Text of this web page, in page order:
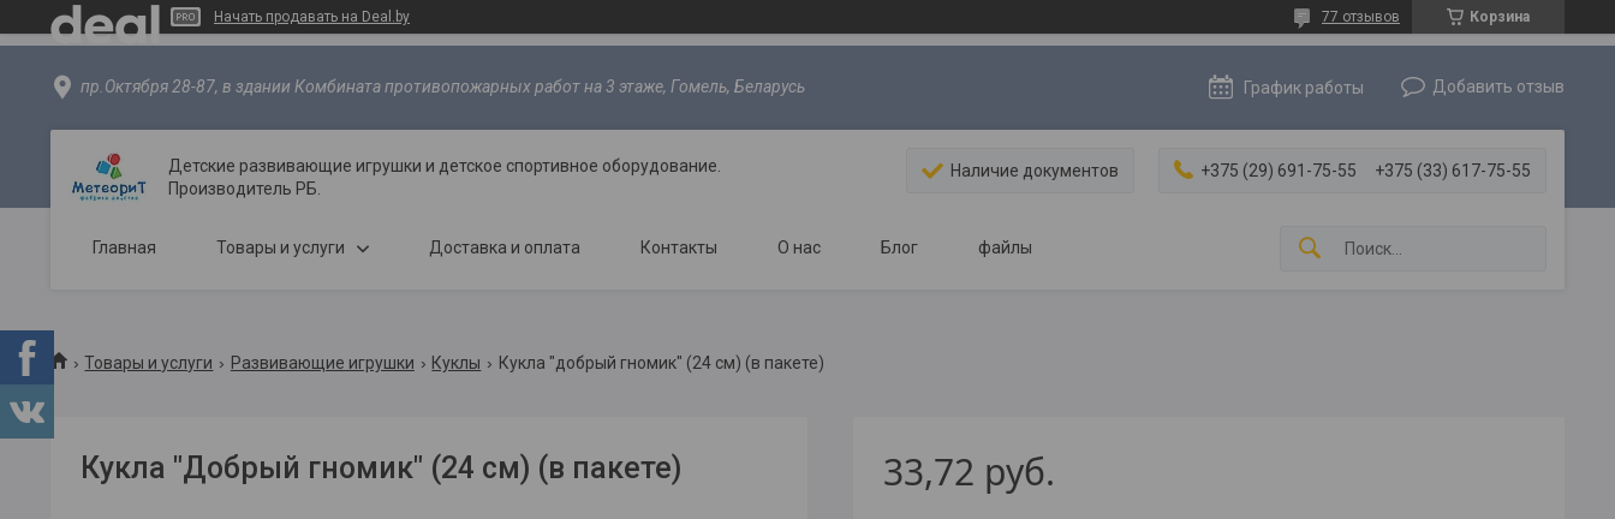
Начать продавать на Deal.by Корзина
77 отзывов
пр.Октября 28-87, в здании Комбината противопожарных работ на 3 этаже, Гомель, Беларусь График работы Добавить отзыв
Детские развивающие игрушки и детское спортивное оборудование.
Производитель РБ.
Наличие документов +375 (29) 691-75-55 +375 (33) 617-75-55
Главная Товары и услуги Доставка и оплата Контакты О нас Блог файлы
Товары и услуги Развивающие игрушки Куклы Кукла "добрый гномик" (24 см) (в пакете)
Кукла "Добрый гномик" (24 см) (в пакете) 33,72 руб.